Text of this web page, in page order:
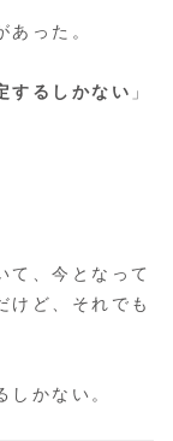
った。
するしかない 」
て、今となって
けど、それでも
かない。